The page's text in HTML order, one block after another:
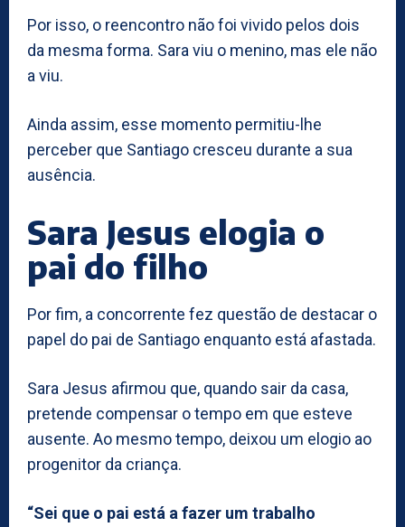
Por isso, o reencontro não foi vivido pelos dois
da mesma forma. Sara viu o menino, mas ele não
a viu.
Ainda assim, esse momento permitiu-lhe
perceber que Santiago cresceu durante a sua
ausência.
Sara Jesus elogia o
pai do filho
Por fim, a concorrente fez questão de destacar o
papel do pai de Santiago enquanto está afastada.
Sara Jesus afirmou que, quando sair da casa,
pretende compensar o tempo em que esteve
ausente. Ao mesmo tempo, deixou um elogio ao
progenitor da criança.
“Sei que o pai está a fazer um trabalho